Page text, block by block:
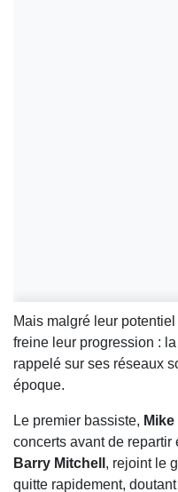
Mais malgré leur
freine leur progression :
rappelé sur ses réseaux
époque.
Le premier bassiste,
concerts avant de
Barry Mitchell , rejoint le
quitte rapidement,